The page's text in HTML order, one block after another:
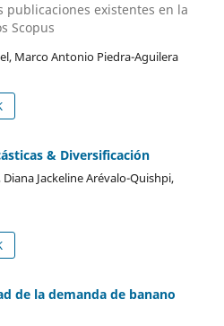
publicaciones existentes en la
Scopus
Marco Antonio Piedra-Aguilera
& Diversificación
Jackeline Arévalo-Quishpi,
de la demanda de banano